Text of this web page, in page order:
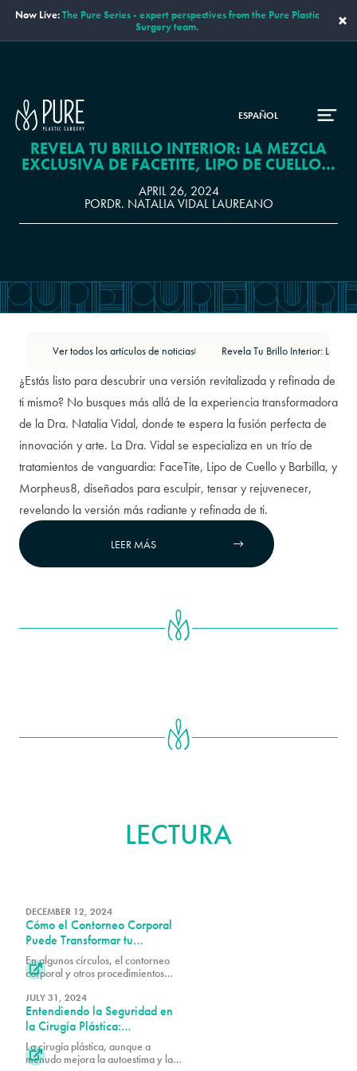
Now Live:The Pure Series - expert perspectives from the Pure Plastic
Surgery team.
×
ESPAÑOL
REVELA TU BRILLO INTERIOR: LA MEZCLA
EXCLUSIVA DE FACETITE, LIPO DE CUELLO Y
NATALIA VIDAL
APRIL 26, 2024
PORDR. NATALIA VIDAL LAUREANO
Ver todos los artículos de noticias
¿Estás listo para descubrir una versión revitalizada y refinada de
ti mismo? No busques más allá de la experiencia transformadora
de la Dra. Natalia Vidal, donde te espera la fusión perfecta de
innovación y arte. La Dra. Vidal se especializa en un trío de
tratamientos de vanguardia: FaceTite, Lipo de Cuello y Barbilla, y
Morpheus8, diseñados para esculpir, tensar y rejuvenecer,
revelando la versión más radiante y refinada de ti.

LEER MÁS
LECTURA
DECEMBER 12, 2024
Cómo el Contorneo Corporal
Puede Transformar tu
Autoimagen
En algunos círculos, el contorneo
corporal y otros procedimientos
injusta de ser solo acerca de la
vanidad. Sin embargo, el Dr. Alex
Earle de PURE Plastic Surgery en
Miami ha visto de primera mano el
impacto positivo que el contorneo
corporal puede tener en la

JULY 31, 2024
Entendiendo la Seguridad en
la Cirugía Plástica:
Perspectivas de Expertos
Líderes
La cirugía plástica, aunque a
menudo mejora la autoestima y la
